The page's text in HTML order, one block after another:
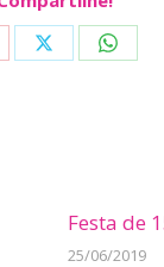
Share Share
Festa de
25/06/2019